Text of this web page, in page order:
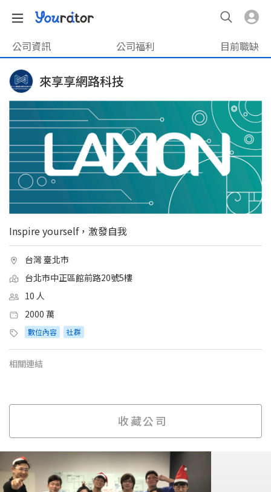
公司資訊 公司福利 目前職缺
來享享網路科技
Inspire yourself，激發自我
台灣 臺北市
台北市中正區館前路20號5樓
10 人
2000 萬
數位內容 社群
相關連結
收藏公司